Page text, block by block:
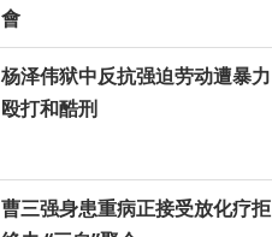
會
杨泽伟狱中反抗强迫劳动遭暴力
殴打和酷刑
曹三强身患重病正接受放化疗拒